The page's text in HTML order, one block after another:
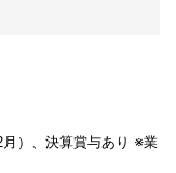
）、決算賞与あり ※業